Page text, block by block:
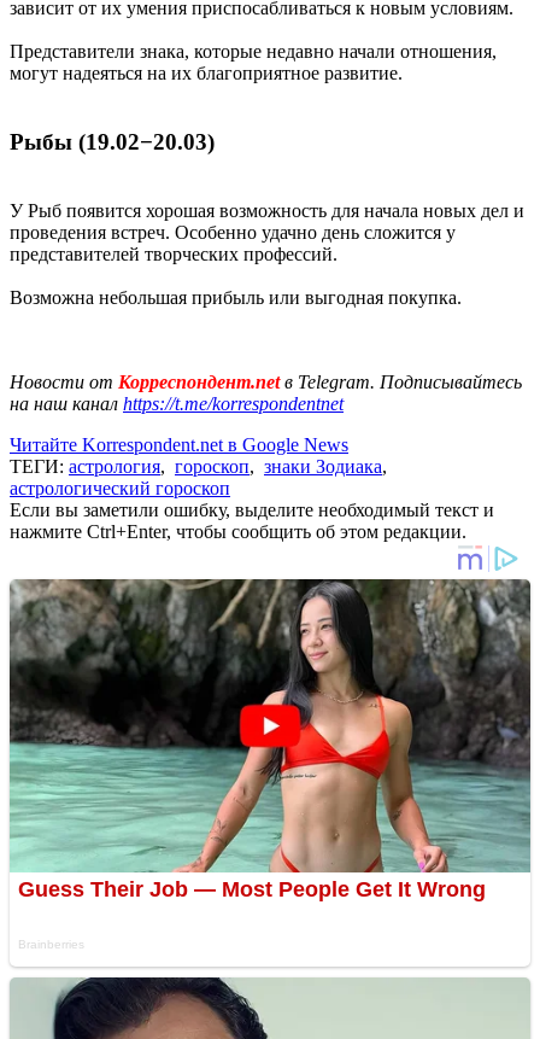
зависит от их умения приспосабливаться к новым условиям.
Представители знака, которые недавно начали отношения,
могут надеяться на их благоприятное развитие.
Рыбы (19.02−20.03)
У Рыб появится хорошая возможность для начала новых дел и
проведения встреч. Особенно удачно день сложится у
представителей творческих профессий.
Возможна небольшая прибыль или выгодная покупка.
Новости от Корреспондент.netв Telegram. Подписывайтесь
на наш канал https://t.me/korrespondentnet
Читайте Korrespondent.net в Google News
ТЕГИ: астрология, гороскоп, знаки Зодиака,
астрологический гороскоп
Если вы заметили ошибку, выделите необходимый текст и
нажмите Ctrl+Enter, чтобы сообщить об этом редакции.